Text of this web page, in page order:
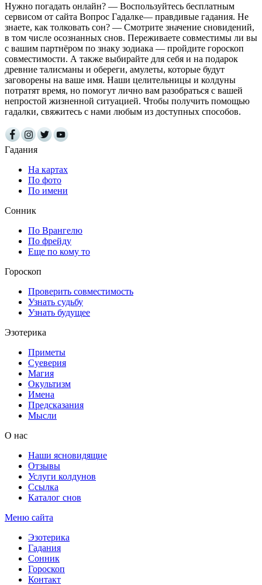
Нужно погадать онлайн? — Воспользуйтесь бесплатным
сервисом от сайта Вопрос Гадалке— правдивые гадания. Не
знаете, как толковать сон? — Смотрите значение сновидений,
в том числе осознанных снов. Переживаете совместимы ли вы
с вашим партнёром по знаку зодиака — пройдите гороскоп
совместимости. А также выбирайте для себя и на подарок
древние талисманы и обереги, амулеты, которые будут
заговорены на ваше имя. Наши целительницы и колдуны
потратят время, но помогут лично вам разобраться с вашей
непростой жизненной ситуацией. Чтобы получить помощью
гадалки, свяжитесь с нами любым из доступных способов.
Гадания
На картах
По фото
По имени
Сонник
По Врангелю
По фрейду
Еще по кому то
Гороскоп
Проверить совместимость
Узнать судьбу
Узнать будущее
Эзотерика
Приметы
Суеверия
Магия
Окультизм
Имена
Предсказания
Мысли
О нас
Наши ясновидящие
Отзывы
Услуги колдунов
Ссылка
Каталог снов
Меню сайта
Эзотерика
Гадания
Сонник
Гороскоп
Контакт